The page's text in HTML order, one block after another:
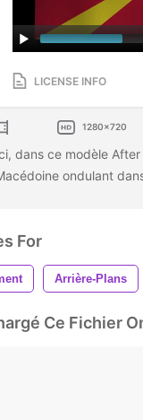
LICENSE INFO
1280x720
dans ce modèle
ondulant
For
Arrière-Plans
Ce Fichier